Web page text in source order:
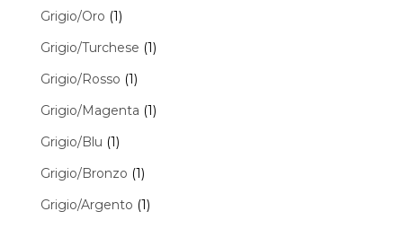
Grigio/Oro (1)
Grigio/Turchese (1)
Grigio/Rosso (1)
Grigio/Magenta (1)
Grigio/Blu (1)
Grigio/Bronzo (1)
Grigio/Argento (1)